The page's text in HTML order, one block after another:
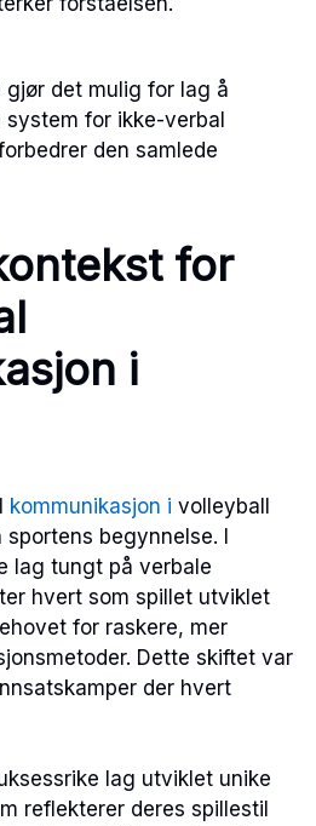
det mulig for lag å
for ikke-verbal
den samlede
for
i
kommunikasjon i volleyball
begynnelse. I
lag tungt på verbale
hvert som spillet utviklet
for raskere, mer
Dette skiftet var
der hvert
lag utviklet unike
reflekterer deres spillestil